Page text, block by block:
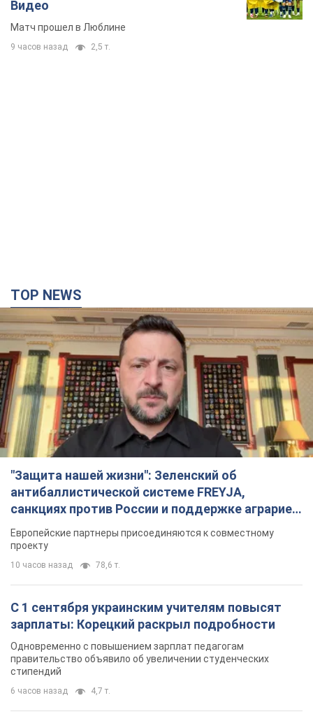
Видео
Матч прошел в Люблине
9 часов назад 2,5 т.
TOP NEWS
"Защита нашей жизни": Зеленский об
антибаллистической системе FREYJA,
санкциях против России и поддержке аграриев.
Видео
Европейские партнеры присоединяются к совместному
проекту
10 часов назад 78,6 т.
С 1 сентября украинским учителям повысят
зарплаты: Корецкий раскрыл подробности
Одновременно с повышением зарплат педагогам
правительство объявило об увеличении студенческих
стипендий
6 часов назад 4,7 т.